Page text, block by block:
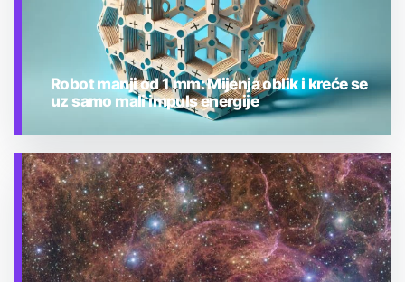
TEHNOLOGIJA
Robot manji od 1 mm: Mijenja oblik i kreće se
uz samo mali impuls energije